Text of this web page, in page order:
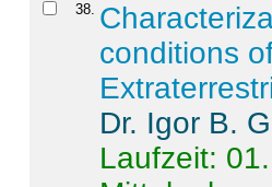
38.
conditions
Dr. Igor B.
Laufzeit: